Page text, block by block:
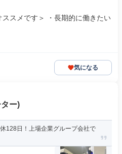
スメです＞ ・長期的に働きたい
気になる
ー)
128日！上場企業グループ会社で